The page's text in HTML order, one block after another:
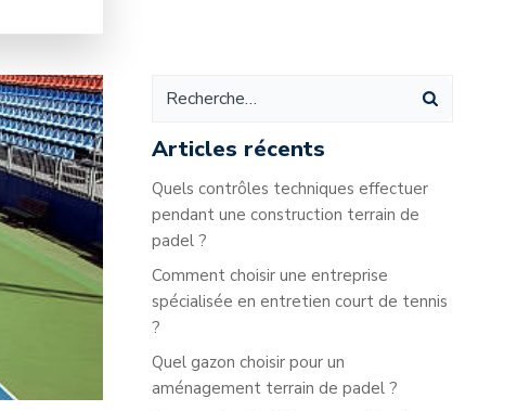
Articles récents
Quels contrôles techniques effectuer
pendant une construction terrain de
padel ?
Comment choisir une entreprise
spécialisée en entretien court de tennis
?
Quel gazon choisir pour un
aménagement terrain de padel ?